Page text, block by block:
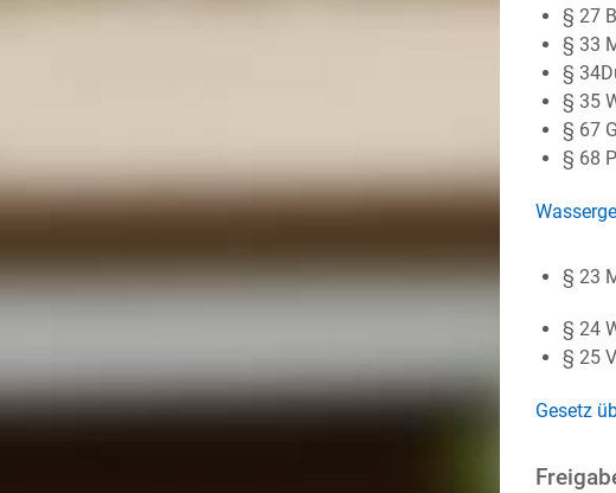
§ 27
§ 33
§
§ 35
§ 67
§ 68
§ 23
§ 24
§ 25
Gesetz